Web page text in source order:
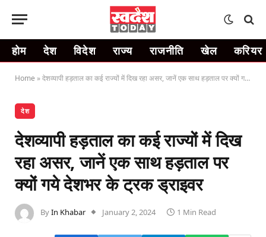
होम देश विदेश राज्य राजनीति खेल करियर
Home »देशव्यापी हड़ताल का कई राज्यों में दिख रहा असर, जानें एक साथ हड़ताल पर क्यों गये देशभर के ट्रक ड्राइवर
देश
देशव्यापी हड़ताल का कई राज्यों में दिख
रहा असर, जानें एक साथ हड़ताल पर
क्यों गये देशभर के ट्रक ड्राइवर
ByIn Khabar January 2, 2024 1 Min Read